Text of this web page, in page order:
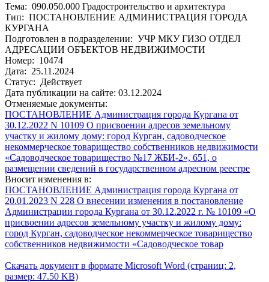
Тема: 090.050.000 Градостроительство и архитектура
Тип: ПОСТАНОВЛЕНИЕ АДМИНИСТРАЦИЯ ГОРОДА
КУРГАНА
Подготовлен в подразделении: УЧР МКУ ГИЗО ОТДЕЛ
АДРЕСАЦИИ ОБЪЕКТОВ НЕДВИЖИМОСТИ
Номер: 10474
Дата: 25.11.2024
Статус: Действует
Дата публикации на сайте: 03.12.2024
Отменяемые документы:
ПОСТАНОВЛЕНИЕ Администрация города Кургана от
30.12.2022 N 10109 О присвоении адресов земельному
участку и жилому дому: город Курган, садоводческое
некоммерческое товарищество собственников недвижимости
«Садоводческое товарищество №17 ЖБИ-2», 651, о
размещении сведений в государственном адресном реестре
Вносит изменения в:
ПОСТАНОВЛЕНИЕ Администрация города Кургана от
20.01.2023 N 228 О внесении изменения в постановление
Администрации города Кургана от 30.12.2022 г. № 10109 «О
присвоении адресов земельному участку и жилому дому:
город Курган, садоводческое некоммерческое товарищество
собственников недвижимости «Садоводческое товар
Скачать документ в формате Microsoft Word (страниц: 2,
размер: 47.50 KB)